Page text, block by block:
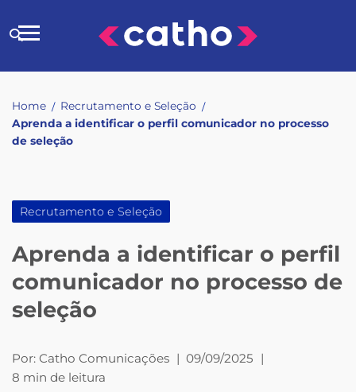
to
Buscar
Home / Recrutamento e Seleção /
Aprenda a identificar o perfil comunicador no processo
de seleção
Recrutamento e Seleção
Aprenda a identificar o perfil
comunicador no processo de
seleção
Por: Catho Comunicações | 09/09/2025 |
8 min de leitura